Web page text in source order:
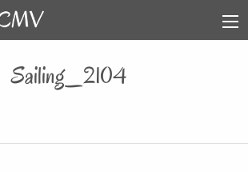
Sailing_2104